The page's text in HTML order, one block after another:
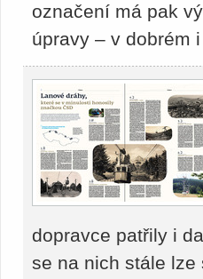
označení má pak
úpravy – v dobrém
dopravce patřily i
se na nich stále lze